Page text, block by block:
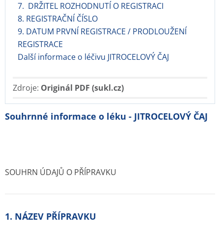
7. DRŽITEL ROZHODNUTÍ O REGISTRACI
8. REGISTRAČNÍ ČÍSLO
9. DATUM PRVNÍ REGISTRACE / PRODLOUŽENÍ
REGISTRACE
Další informace o léčivu JITROCELOVÝ ČAJ
Zdroje: Originál PDF (sukl.cz)
Souhrnné informace o léku - JITROCELOVÝ ČAJ
SOUHRN ÚDAJŮ O PŘÍPRAVKU
1. NÁZEV PŘÍPRAVKU